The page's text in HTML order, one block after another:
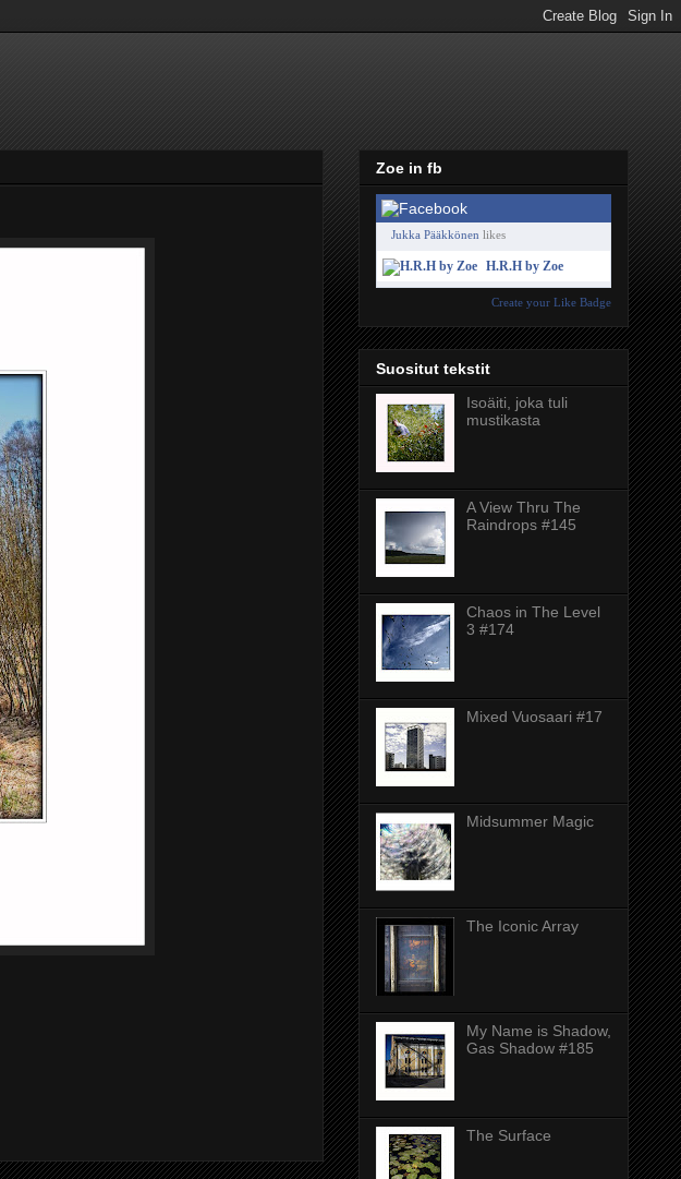
Zoe in fb
Jukka Pääkkönen likes
H.R.H by Zoe
Create your Like Badge
Suositut tekstit
Isoäiti, joka tuli
mustikasta
A View Thru The
Raindrops #145
Chaos in The Level
3 #174
Mixed Vuosaari #17
Midsummer Magic
The Iconic Array
My Name is Shadow,
Gas Shadow #185
The Surface